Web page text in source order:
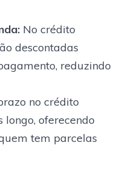
:No crédito
descontadas
reduzindo
no crédito
longo, oferecendo
tem parcelas